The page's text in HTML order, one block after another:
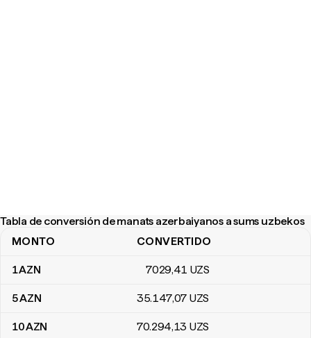
Tabla de conversión de manats azerbaiyanos a sums uzbekos
Tabla de conversión de manats azerbaiyanos a sums uzbekos
MONTO CONVERTIDO
1AZN 7029,41 UZS
5AZN 35.147,07 UZS
10AZN 70.294,13 UZS